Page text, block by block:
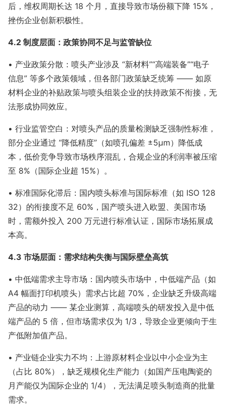
后，维权周期长达 18 个月，直接导致市场份额下降 15%，
挫伤企业创新积极性。
4.2 制度层面：政策协同不足与监管缺位
• 产业政策分散：喷头产业涉及 “新材料”“高端装备”“电子
信息” 等多个政策领域，但各部门政策缺乏统筹 —— 如原
材料企业的补贴政策与喷头组装企业的扶持政策不衔接，无
法形成协同效应。
• 行业监管空白：对喷头产品的质量检测缺乏强制性标准，
部分企业通过 “降低精度”（如喷孔偏差 ±5μm）降低成
本，低价竞争导致市场秩序混乱，合规企业的利润率被压缩
至 8%（国际企业超 15%）。
• 标准国际化滞后：国内喷头标准与国际标准（如 ISO 128
32）的衔接度不足 60%，国产喷头进入欧盟、美国市场
时，需额外投入 200 万元进行标准认证，国际市场拓展成
本高。
4.3 市场层面：需求结构失衡与国际壁垒高筑
• 中低端需求主导市场：国内喷头市场中，中低端产品（如
A4 幅面打印机喷头）需求占比超 70%，企业缺乏升级高端
产品的动力 —— 某企业测算，高端喷头的研发投入是中低
端产品的 5 倍，但市场需求仅为 1/3，导致企业更倾向于生
产低附加值产品。
• 产业链企业实力不均：上游原材料企业以中小企业为主
（占比 80%），缺乏规模化生产能力（如国产压电陶瓷的
月产能仅为国际企业的 1/4），无法满足喷头制造商的批量
需求。